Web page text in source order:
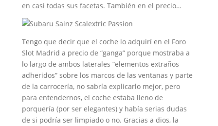
en casi todas sus facetas. También en el precio…
Tengo que decir que el coche lo adquirí en el Foro
Slot Madrid a precio de “ganga” porque mostraba a
lo largo de ambos laterales “elementos extraños
adheridos” sobre los marcos de las ventanas y parte
de la carrocería, no sabría explicarlo mejor, pero
para entendernos, el coche estaba lleno de
porquería (por ser elegantes) y había serias dudas
de si podría ser limpiado o no. Gracias a dios, la